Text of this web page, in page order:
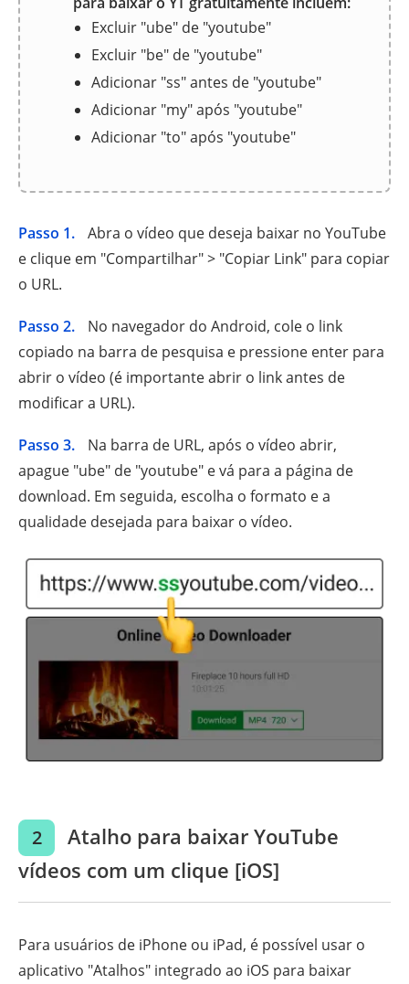
Excluir "ube" de "youtube"
Excluir "be" de "youtube"
Adicionar "ss" antes de "youtube"
Adicionar "my" após "youtube"
Adicionar "to" após "youtube"
Passo 1.
Abra o vídeo que deseja baixar no YouTube
e clique em "Compartilhar" > "Copiar Link" para copiar
o URL.
Passo 2.
No navegador do Android, cole o link
copiado na barra de pesquisa e pressione enter para
abrir o vídeo (é importante abrir o link antes de
modificar a URL).
Passo 3.
Na barra de URL, após o vídeo abrir,
apague "ube" de "youtube" e vá para a página de
download. Em seguida, escolha o formato e a
qualidade desejada para baixar o vídeo.
2
Atalho para baixar YouTube
vídeos com um clique [iOS]
Para usuários de iPhone ou iPad, é possível usar o
aplicativo "Atalhos" integrado ao iOS para baixar